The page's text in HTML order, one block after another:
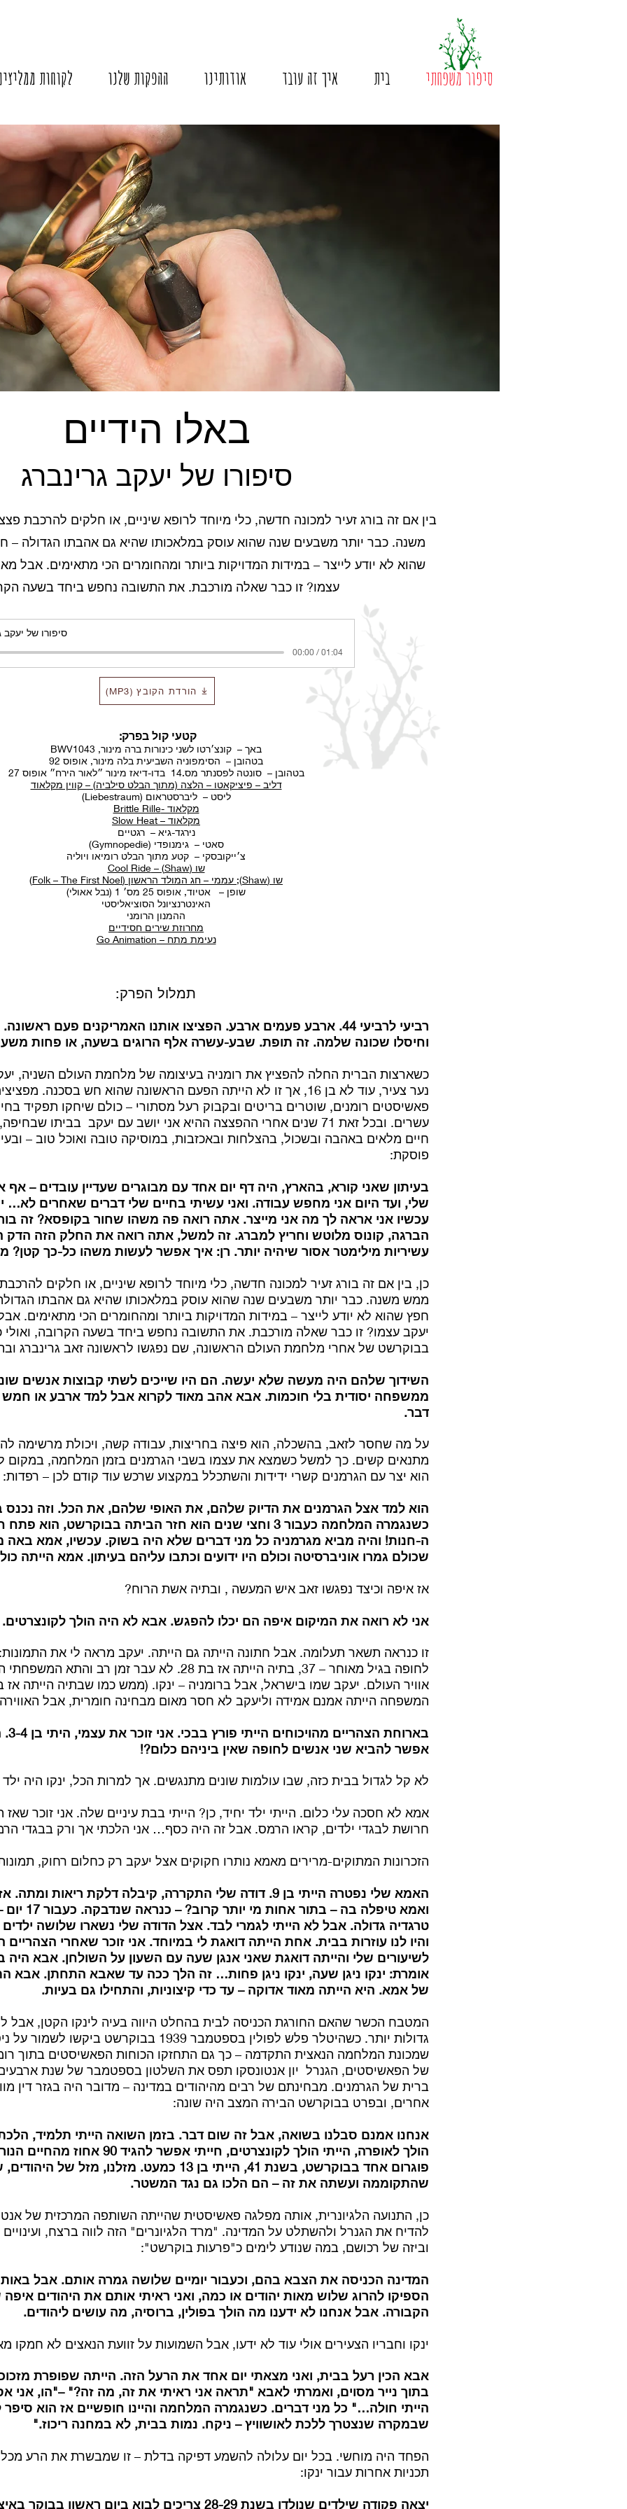
בית איך זה עובד אודותינו ההפקות שלנו לקוחות סיפור משפחתי
באלו הידיים
סיפורו של יעקב גרינברג
בין אם זה בורג זעיר למכונה חדשה, כלי מיוחד לרופא שיניים, או חלקים להרכבת
משנה. כבר יותר משבעים שנה שהוא עוסק במלאכותו שהיא גם אהבתו הגדולה –
שהוא לא יודע לייצר – במידות המדויקות ביותר ומהחומרים הכי מתאימים. אבל
עצמו? זו כבר שאלה מורכבת. את התשובה נחפש ביחד בשעה
סיפורו של יעקב
00:00 / 01:04
הורדת הקובץ (MP3)
קטעי קול בפרק:
באך – קונצ׳רטו לשני כינורות ברה מינור, BWV1043
בטהובן – הסימפוניה השביעית בלה מינור, אופוס 92
בטהובן – סונטה לפסנתר מס.14 בדו-דיאז מינור ״לאור הירח״ אופוס 27
דליב – פיציקאטו – הלצה (מתוך הבלט סילביה) – קווין מקלאוד
ליסט – ליברסטראום (Liebestraum)
מקלאוד -Brittle Rille
מקלאוד – Slow Heat
נירגד-גיא – רגטיים
סאטי – גימנופדי (Gymnopedie)
צ׳ייקובסקי – קטע מתוך הבלט רומיאו ויוליה
שו (Shaw) – Cool Ride
שו (Shaw); עממי – חג המולד הראשון (Folk – The First Noel)
שופן – אטיוד, אופוס 25 מס׳ 1 (נבל אאולי)
האינטרנציונל הסוציאליסטי
ההמנון הרומני
מחרוזת שירים חסידיים
נעימת מתח – Go Animation
תמלול הפרק:
וחיסלו שכונה שלמה. זה תופת. שבע-עשרה אלף הרוגים בשעה, או פחות
כשארצות הברית החלה להפציץ את רומניה בעיצומה של מלחמת העולם השניה,
נער צעיר, עוד לא בן 16, אך זו לא הייתה הפעם הראשונה שהוא חש בסכנה.
פאשיסטים רומנים, שוטרים בריטים ובקבוק רעל מסתורי – כולם שיחקו תפקיד
עשרים. ובכל זאת 71 שנים אחרי ההפצצה ההיא אני יושב עם יעקב בביתו
חיים מלאים באהבה ובשכול, בהצלחות ובאכזבות, במוסיקה טובה ואוכל טוב –
פוסקת:
בעיתון שאני קורא, בהארץ, היה דף יום אחד עם מבוגרים שעדיין עובדים – אף
שלי, ועד היום אני מחפש עבודה. ואני עשיתי בחיים שלי דברים שאחרים לא…
עשיריות מילימטר אסור שיהיה יותר. רן: איך אפשר לעשות משהו כל-כך קטן?
כן, בין אם זה בורג זעיר למכונה חדשה, כלי מיוחד לרופא שיניים, או חלקים
ממש משנה. כבר יותר משבעים שנה שהוא עוסק במלאכותו שהיא גם אהבתו
חפץ שהוא לא יודע לייצר – במידות המדויקות ביותר ומהחומרים הכי מתאימים.
יעקב עצמו? זו כבר שאלה מורכבת. את התשובה נחפש ביחד בשעה הקרובה, ואולי
בבוקרשט של אחרי מלחמת העולם הראשונה, שם נפגשו לראשונה זאב גרינברג
השידוך שלהם היה מעשה שלא יעשה. הם היו שייכים לשתי קבוצות אנשים
ממשפחה יסודית בלי חוכמות. אבא אהב מאוד לקרוא אבל למד ארבע או
דבר.
על מה שחסר לזאב, בהשכלה, הוא פיצה בחריצות, עבודה קשה, ויכולת מרשימה
מתנאים קשים. כך למשל כשמצא את עצמו בשבי הגרמנים בזמן המלחמה, במקום
הוא יצר עם הגרמנים קשרי ידידות והשתכלל במקצוע שרכש עוד קודם לכן – רפדות:
הוא למד אצל הגרמנים את הדיוק שלהם, את האופי שלהם, את הכל. וזה נכנס
כשנגמרה המלחמה כעבור 3 וחצי שנים הוא חזר הביתה בבוקרשט,
ה-חנות! והיה מביא מגרמניה כל מני דברים שלא היה בשוק. עכשיו, אמא
שכולם גמרו אוניברסיטה וכולם היו ידועים וכתבו עליהם בעיתון. אמא הייתה
אז איפה וכיצד נפגשו זאב איש המעשה , ובתיה אשת הרוח?
אני לא רואה את המיקום איפה הם יכלו להפגש. אבא לא היה הולך
זו כנראה תשאר תעלומה. אבל חתונה הייתה גם הייתה. יעקב מראה לי את
לחופה בגיל מאוחר – 37, בתיה הייתה אז בת 28. לא עבר זמן
אוויר העולם. יעקב שמו בישראל, אבל ברומניה – ינקו. (ממש כמו שבתיה הייתה אז
המשפחה הייתה אמנם אמידה וליעקב לא חסר מאום מבחינה חומרית, אבל
אפשר להביא שני אנשים לחופה שאין ביניהם כלום?!
לא קל לגדול בבית כזה, שבו עולמות שונים מתנגשים. אך למרות הכל, ינקו היה
אמא לא חסכה עלי כלום. הייתי ילד יחיד, כן? הייתי בבת עיניים שלה. אני זוכר שאז
חרושת לבגדי ילדים, קראו הרמס. אבל זה היה כסף… אני הלכתי אך ורק בבגדי
הזכרונות המתוקים-מרירים מאמא נותרו חקוקים אצל יעקב רק כחלום רחוק,
האמא שלי נפטרה הייתי בן 9. דודה שלי התקררה, קיבלה דלקת ריאות
ואמא טיפלה בה –
טרגדיה גדולה. אבל לא הייתי לגמרי לבד. אצל הדודה שלי נשארו שלושה ילדים
והיו לנו עוזרות בבית. אחת הייתה דואגת לי במיוחד. אני זוכר שאחרי הצהריים
לשיעורים שלי והייתה דואגת שאני אנגן שעה עם השעון על השולחן. אבא היה
אומרת: ינקו ניגן שעה, ינקו ניגן פחות… זה הלך ככה עד שאבא התחתן. אבא
של אמא. היא הייתה מאוד אדוקה – עד כדי קיצוניות, והתחילו גם בעיות.
המטבח הכשר שהאם החורגת הכניסה לבית בהחלט היווה בעיה לינקו הקטן, אבל
גדולות יותר. כשהיטלר פלש לפולין בספטמבר 1939
שמכונת המלחמה הנאצית התקדמה – כך גם התחזקו הכוחות הפאשיסטים בתוך
של הפאשיסטים, הגנרל יון אנטונסקו תפס את השלטון בספטמבר של שנת
ברית של הגרמנים. מבחינתם של רבים מהיהודים במדינה – מדובר היה בגזר דין
אחרים, ובפרט בבוקרשט הבירה המצב היה שונה:
אנחנו אמנם סבלנו בשואה, אבל זה שום דבר. בזמן השואה הייתי תלמיד,
הולך לאופרה, הייתי הולך לקונצרטים, חייתי
פוגרום אחד בבוקרשט, בשנת 41, הייתי בן 13 כמעט. מזלנו, מזל
שהתקוממה ועשתה את זה – הם הלכו גם נגד המשטר.
כן, התנועה הלגיונרית, אותה מפלגה פאשיסטית שהייתה השותפה המרכזית של
להדיח את הגנרל ולהשתלט על המדינה. "מרד הלגיונרים" הזה לווה ברצח,
וביזה של רכושם, במה שנודע לימים כ"פרעות בוקרשט":
המדינה הכניסה את הצבא בהם, וכעבור יומיים שלושה גמרה אותם. אבל
הספיקו להרוג שלוש מאות יהודים או כמה, ואני ראיתי אותם את היהודים
הקבורה. אבל אנחנו לא ידענו מה הולך בפולין, ברוסיה, מה עושים ליהודים.
ינקו וחבריו הצעירים אולי עוד לא ידעו, אבל השמועות על זוועת הנאצים לא חמקו
אבא הכין רעל בבית, ואני מצאתי יום אחד את הרעל הזה. הייתה שפופרת
בתוך נייר מסוים, ואמרתי לאבא "תראה אני ראיתי את זה, מה זה?" –"הו, אני
הייתי חולה…" כל מני דברים. כשנגמרה המלחמה והיינו חופשיים אז הוא
שבמקרה שנצטרך ללכת לאושוויץ – ניקח. נמות בבית, לא במחנה ריכוז."
הפחד היה מוחשי. בכל יום עלולה להשמע דפיקה בדלת – זו שמבשרת את הרע מכל.
תכניות אחרות עבור ינקו:
יצאה פקודה שילדים שנולדו בשנת 28-29 צריכים לבוא ביום